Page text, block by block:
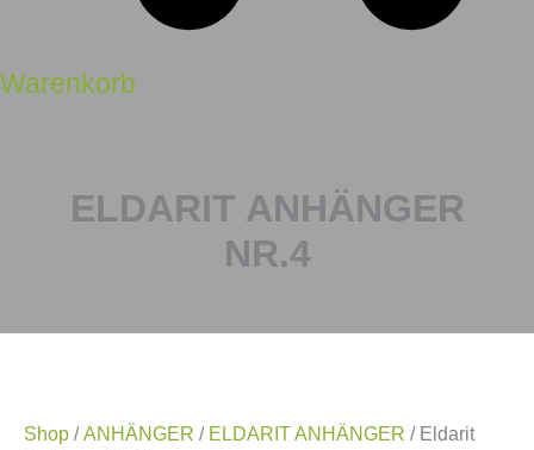
Warenkorb
ELDARIT ANHÄNGER
NR.4
Shop /ANHÄNGER / ELDARIT ANHÄNGER / Eldarit